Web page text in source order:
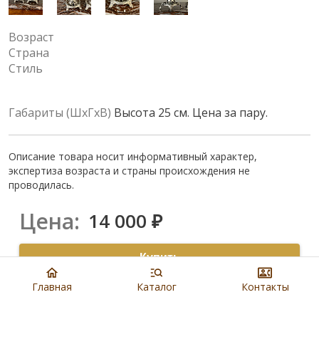
Возраст
Страна
Стиль
Габариты (ШхГхВ) Высота 25 см. Цена за пару.
Описание товара носит информативный характер,
экспертиза возраста и страны происхождения не
проводилась.
Цена: 14 000 ₽
Купить
8 901 279 19 19
Главная Каталог Контакты